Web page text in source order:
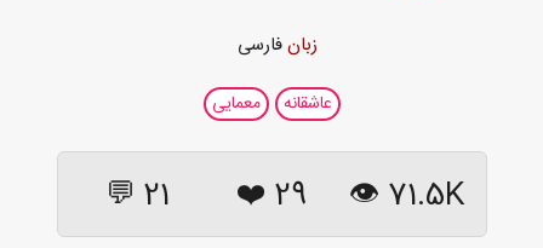
زبانفارسی
عاشقانه معمایی
71.5K 👁
29
❤️
21 💬